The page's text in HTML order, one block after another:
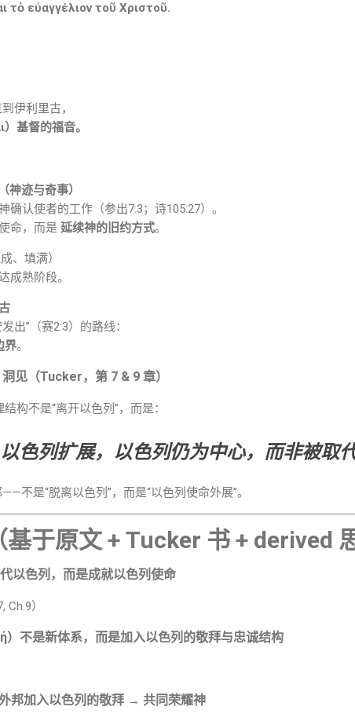
τὸ εὐαγγέλιον τοῦ Χριστοῦ.
伊利里古，
基督的福音。
神迹与奇事）
确认使者的工作（参出7:3；诗105:27）。
命，而是 延续神的旧约方式。
成、填满）
成熟阶段。
出”（赛2:3）的路线：
界。
（Tucker，第 7 & 9 章）
构不是“离开以色列”，而是：
色列扩展，以色列仍为中心，而非被取
不是“脱离以色列”，而是“以色列使命外展”。
基于原文 + Tucker 书 + derived
以色列，而是成就以色列使命
Ch.9）
不是新体系，而是加入以色列的敬拜与忠诚结构
邦加入以色列的敬拜 → 共同荣耀神